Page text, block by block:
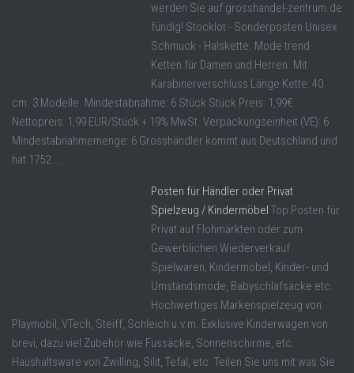
werden Sie auf grosshandel-zentrum.de
fündig! Stocklot - Sonderposten Unisex
Schmuck - Halskette. Mode trend
Ketten für Damen und Herren. Mit
Karabinerverschluss Länge Kette: 40
cm. 3 Modelle. Mindestabnahme: 6 Stück Stück Preis: 1,99€.
Nettopreis: 1,99 EUR/Stück + 19% MwSt. Verpackungseinheit (VE): 6
Mindestabnahmemenge: 6 Grosshändler kommt aus Deutschland und
hat 1752 ...
Posten für Händler oder Privat
Spielzeug / Kindermöbel Top Posten für
Privat auf Flohmärkten oder zum
Gewerblichen Wiederverkauf.
Spielwaren, Kindermöbel, Kinder- und
Umstandsmode, Babyschlafsäcke etc.
Hochwertiges Markenspielzeug von
Playmobil, VTech, Steiff, Schleich u.v.m. Exklusive Kinderwagen von
brevi, dazu viel Zubehör wie Fussäcke, Sonnenschirme, etc.
Haushaltsware von Zwilling, Silit, Tefal, etc. Teilen Sie uns mit was Sie